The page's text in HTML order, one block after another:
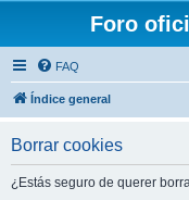
Foro
FAQ
Índice general
Borrar cookies
¿Estás seguro de querer